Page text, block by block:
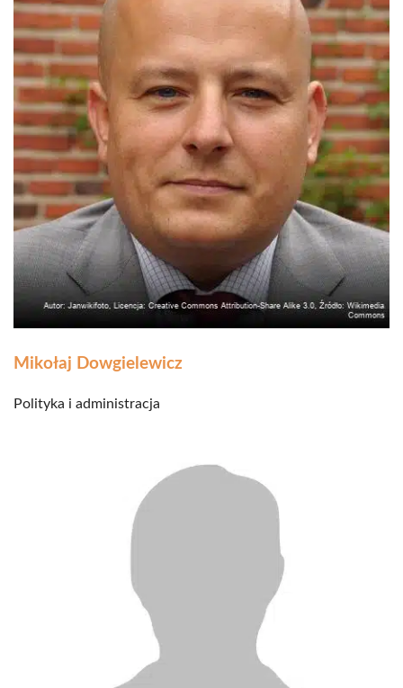
Mikołaj Dowgielewicz
Polityka i administracja